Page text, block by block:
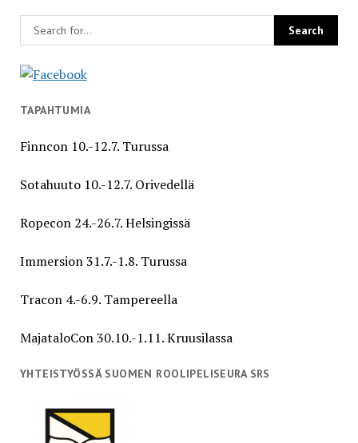
TAPAHTUMIA
Finncon 10.-12.7. Turussa
Sotahuuto 10.-12.7. Orivedellä
Ropecon 24.-26.7. Helsingissä
Immersion 31.7.-1.8. Turussa
Tracon 4.-6.9. Tampereella
MajataloCon 30.10.-1.11. Kruusilassa
YHTEISTYÖSSÄ SUOMEN ROOLIPELISEURA SRS